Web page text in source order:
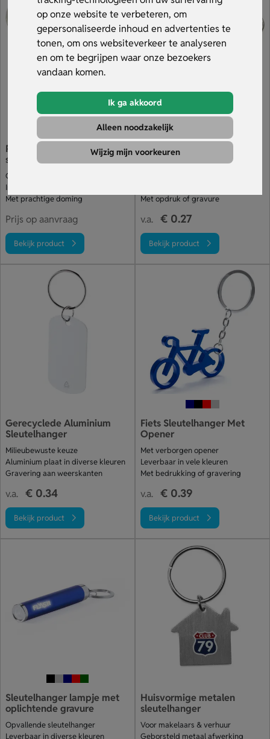
op onze website te verbeteren, om
gepersonaliseerde inhoud en advertenties te
tonen, om ons websiteverkeer te analyseren
en om te begrijpen waar onze bezoekers
vandaan komen.
Ik ga akkoord
Alleen noodzakelijk
Wijzig mijn voorkeuren
zijn gemakkelijk te reinigen en zijn ook waterdicht. Met
metalensleutelhangers heb je een accessoire die bij je
persoonlijkheid past en die je dagelijks kunt gebruiken.
Ronde radiator
sleutelhanger
Om radiators te ontluchten
In opvallende ronde vorm
Met prachtige doming
Prijs op aanvraag
Bekijk product
Sleutelhanger Met Fles- En
Met opdruk of gravure
v.a. € 0.27
Bekijk product
Gerecyclede Aluminium
Sleutelhanger
Milieubewuste keuze
Aluminium plaat in diverse kleuren
Gravering aan weerskanten
v.a. € 0.34
Bekijk product
Fiets Sleutelhanger Met
Opener
Met verborgen opener
Leverbaar in vele kleuren
Met bedrukking of gravering
v.a. € 0.39
Bekijk product
Sleutelhanger lampje met
oplichtende gravure
Opvallende sleutelhanger
Leverbaar in diverse kleuren
Huisvormige metalen
sleutelhanger
Voor makelaars & verhuur
Geborsteld metaal afwerking